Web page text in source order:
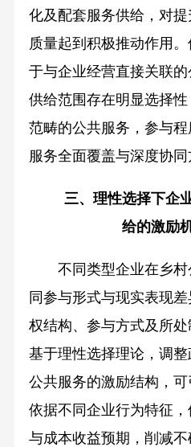
化及配套服务供给，对
质量起到积极推动作用
于与企业经营直接关联
供给范围存在明显选择
范畴的公共服务，参与
服务全面覆盖与深度协同
三、理性选择下企
给的激励
不同类型企业在乡村
同参与形式与现实表现
权结构、参与方式及所处
基于理性选择理论，调
公共服务的激励结构，
依据不同企业行为特征
与成本收益预期，削减